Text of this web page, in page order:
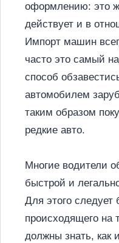
оформлению: это
действует и в
Импорт машин
часто это самый
способ
автомобилем
таким образом
редкие авто.
Многие водители
быстрой и
Для этого следует
происходящего на
должны знать, как